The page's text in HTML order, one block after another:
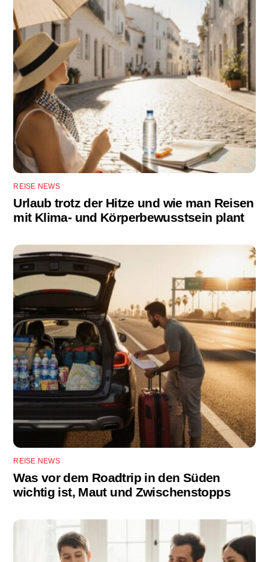
REISE NEWS
Urlaub trotz der Hitze und wie man Reisen
mit Klima- und Körperbewusstsein plant
REISE NEWS
Was vor dem Roadtrip in den Süden
wichtig ist, Maut und Zwischenstopps